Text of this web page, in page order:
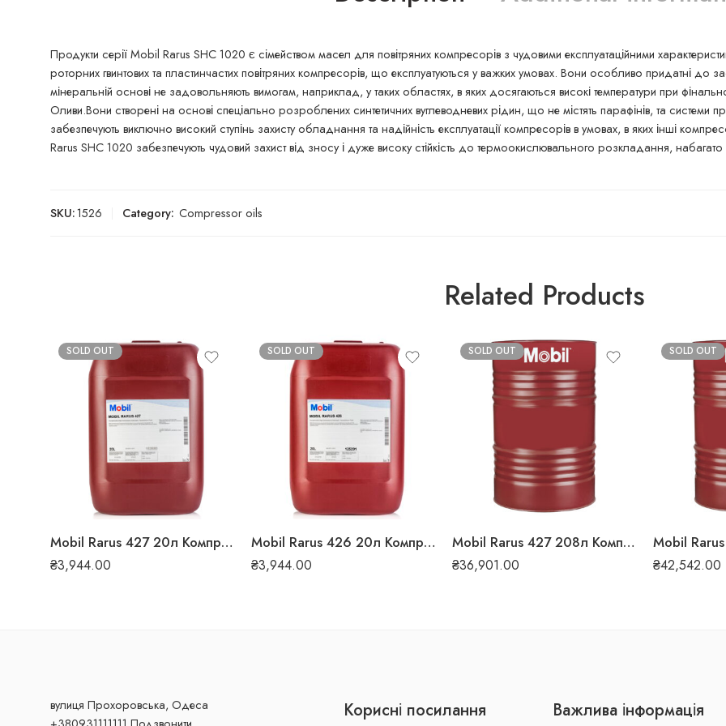
Продукти серії Mobil Rarus SHC 1020 є сімейством масел для повітряних компресорів з чудовими експлуатаційними
роторних гвинтових та пластинчастих повітряних компресорів, що експлуатуються у важких умовах. Вони особливо придатні до
мінеральній основі не задовольняють вимогам, наприклад, у таких областях, в яких досягаються високі температури при
Оливи.Вони створені на основі спеціально розроблених синтетичних вуглеводневих рідин, що не містять парафінів, та системи
забезпечують виключно високий ступінь захисту обладнання та надійність експлуатації компресорів в умовах, в яких інші
Rarus SHC 1020 забезпечують чудовий захист від зносу і дуже високу стійкість до термоокислювального розкладання, набагато
SKU:1526 Category: Compressor oils
Related Products
SOLD OUT
Mobil Rarus 427 20л Компресорна олива
₴3,944.00
SOLD OUT
Mobil Rarus 426 20л Компресорна олива
₴3,944.00
SOLD OUT
Mobil Rarus 427 208л Компресорна олива
₴36,901.00
SOLD OUT
₴42,542.00
вулиця Прохоровська, Одеса
Корисні посилання Важлива інформація